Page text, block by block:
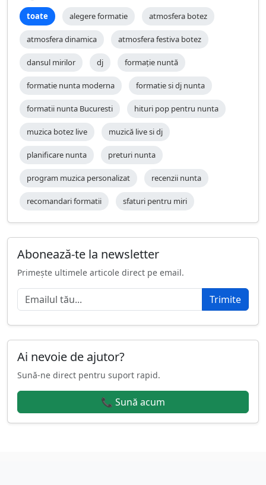
toate alegere formatie atmosfera botez
atmosfera dinamica atmosfera festiva botez
dansul mirilor dj formație nuntă
formatie nunta moderna formatie si dj nunta
formatii nunta Bucuresti hituri pop pentru nunta
muzica botez live muzică live si dj
planificare nunta preturi nunta
program muzica personalizat recenzii nunta
recomandari formatii sfaturi pentru miri
Abonează-te la newsletter
Primește ultimele articole direct pe email.
Trimite
Ai nevoie de ajutor?
Sună-ne direct pentru suport rapid.
📞 Sună acum